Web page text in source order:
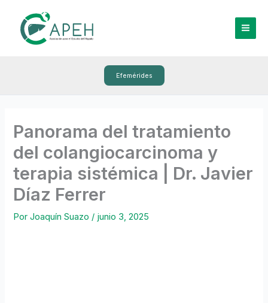
contenido
Efemérides
Panorama del tratamiento
del colangiocarcinoma y
terapia sistémica | Dr. Javier
Díaz Ferrer
PorJoaquín Suazo / junio 3, 2025